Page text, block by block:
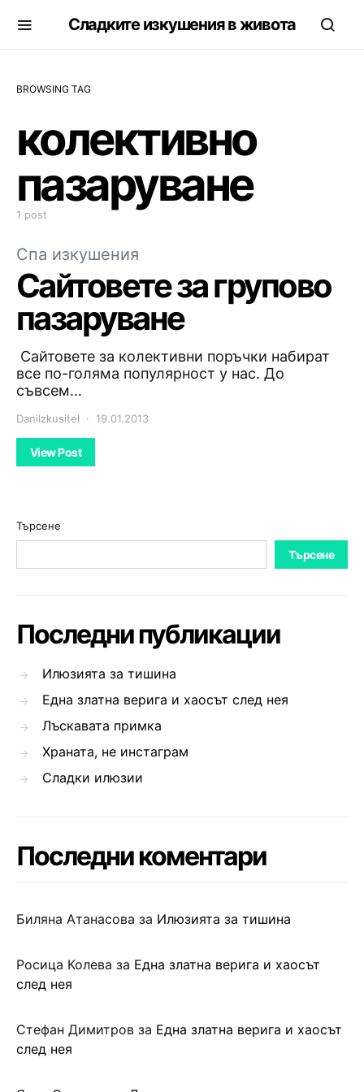
Сладките изкушения в живота
BROWSING TAG
колективно
пазаруване
1 post
Спа изкушения
Сайтовете за групово
пазаруване
Сайтовете за колективни поръчки набират
все по-голяма популярност у нас. До
съвсем…
DaniIzkusitel 19.01.2013
View Post
Търсене
Търсене
Последни публикации
Илюзията за тишина
Една златна верига и хаосът след нея
Лъскавата примка
Храната, не инстаграм
Сладки илюзии
Последни коментари
Биляна Атанасова за Илюзията за тишина
Росица Колева за Една златна верига и хаосът
след нея
Стефан Димитров за Една златна верига и хаосът
след нея